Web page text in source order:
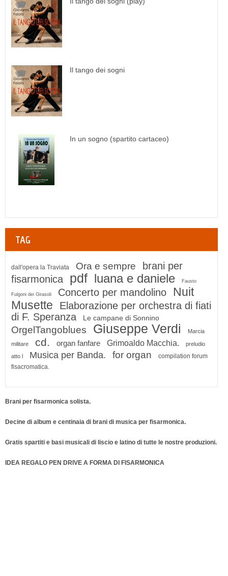
Il tango dei sogni
In un sogno (spartito cartaceo)
TAG
dall'opera la Traviata Ora e sempre
brani per
fisarmonica
pdf luana e daniele Fausto
Fulgoni dei Girasoli Concerto per mandolino
Nuit
Musette
Elaborazione per orchestra di fiati
di F. Speranza
Le campane di Sonnino
OrgelTangoblues Giuseppe Verdi Marcia
militare cd. organ fanfare Grimoaldo Macchia.
preludio
atto l
Musica per Banda. for organ
compilation forum
fisacromatica.
Brani per fisarmonica solista.
Decine di album e centinaia di brani di musica per fisarmonica.
Gratis spartiti e basi musicali di liscio e latino di tutte le nostre produzioni.
IDEA REGALO PEN DRIVE A FORMA DI FISARMONICA